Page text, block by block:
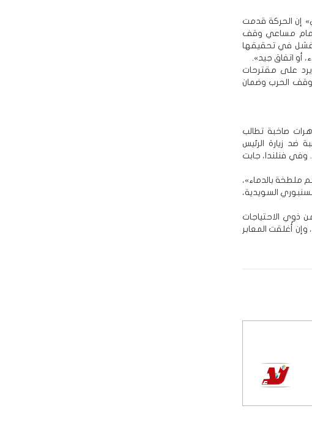
إن الحركة قدمت
أمام مساعي وقف
فشل في تحقيقها
أو اتفاق جيد».
يرد على مقترحات
وقف الحرب وضمان
صاخبة تطالب
زيارة الرئيس
وفي فنلندا، جابت
ملطخة بالدماء»،
السويدية،
ذوي الاحتياجات
أُغلقت المعابر